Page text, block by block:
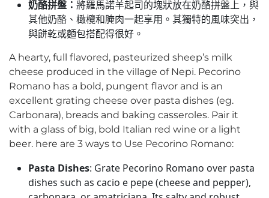
奶酪拼盤： 將羅馬諾羊起司的塊狀放在奶酪拼盤上，與
其他奶酪、橄欖和腌肉一起享用。其獨特的風味突出，
與餅乾或麵包搭配得很好。
A hearty, full flavored, pasteurized sheep’s milk
cheese produced in the village of Nepi. Pecorino
Romano has a bold, pungent flavor and is an
excellent grating cheese over pasta dishes (eg.
Carbonara), breads and baking casseroles. Pair it
with a glass of big, bold Italian red wine or a light
beer. here are 3 ways to Use Pecorino Romano:
Pasta Dishes: Grate Pecorino Romano over pasta
dishes such as cacio e pepe (cheese and pepper),